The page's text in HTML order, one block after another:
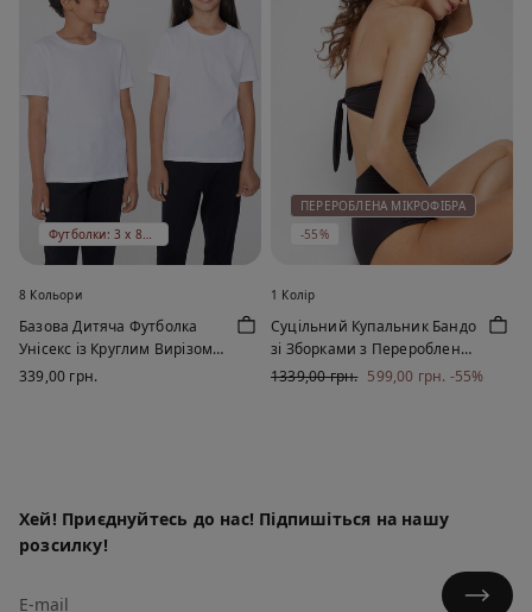
Футболки: 3 x 899 ₴
8 Кольори
Базова Дитяча Футболка
Унісекс із Круглим Вирізом
зі 100% Бавовни
339,00 грн.
ПЕРЕРОБЛЕНА МІКРОФІБРА
-55%
1 Колір
Суцільний Купальник Бандо
зі Зборками з Переробленої
Мікрофібри
1339,00 грн. 599,00 грн. -55%
Хей! Приєднуйтесь до нас! Підпишіться на нашу
розсилку!